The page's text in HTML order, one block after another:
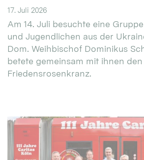
17. Juli 2026
Am 14. Juli besuchte eine
und Jugendlichen aus der
Dom. Weihbischof Dominikus
betete gemeinsam mit ihnen den
Friedensrosenkranz.